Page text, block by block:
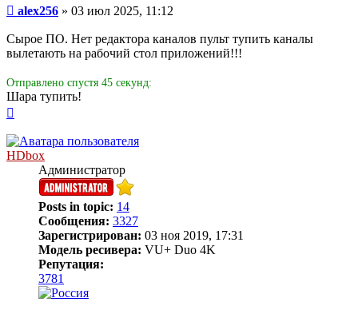
Сообщение
alex256 » 03 июл 2025, 11:12
Сырое ПО. Нет редактора каналов пульт тупить каналы
вылетають на рабочий стол приложений!!!
Отправлено спустя 45 секунд:
Шара тупить!
началу
HDbox
Администратор
Posts in topic: 14
Сообщения: 3327
Зарегистрирован: 03 ноя 2019, 17:31
Модель ресивера: VU+ Duo 4K
Репутация:
3781